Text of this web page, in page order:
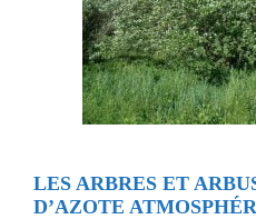
LES ARBRES ET
D’AZOTE